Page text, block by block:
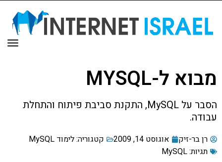
מבוא ל-MYSQL
הסבר על MySQL, התקנת סביבת פיתוח והתחלת
עבודה.
רן בר-זיק אוגוסט 14, 2009 קטגוריה:לימוד MySQL
תגיות:MySQL